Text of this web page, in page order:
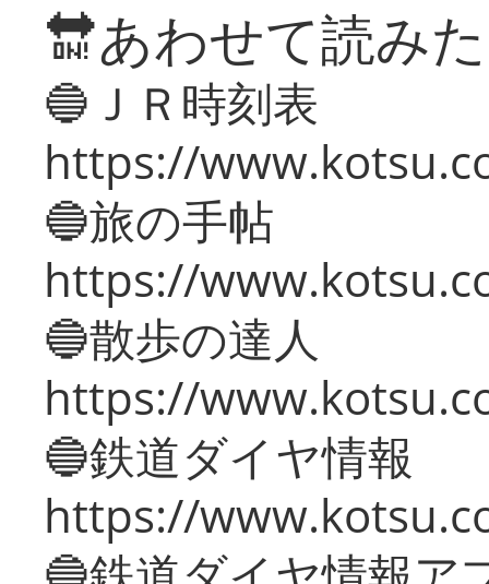
🔛あわせて読み
🔵ＪＲ時刻表
https://
🔵旅の手帖
https://
🔵散歩の達人
https://
🔵鉄道ダイヤ情報
https://